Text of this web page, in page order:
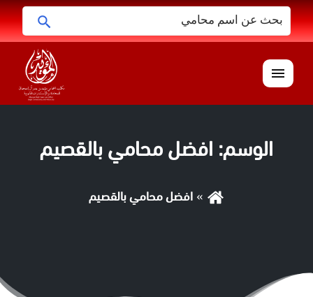
البحث
عن:
القائمة
الوسم: افضل محامي بالقصيم
افضل محامي بالقصيم